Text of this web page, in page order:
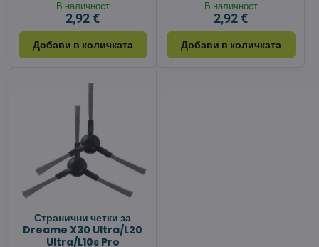
В наличност
2,92 €
Добави в количката
В наличност
2,92 €
Добави в количката
Странични четки за
Dreame X30 Ultra/L20
Ultra/L10s Pro